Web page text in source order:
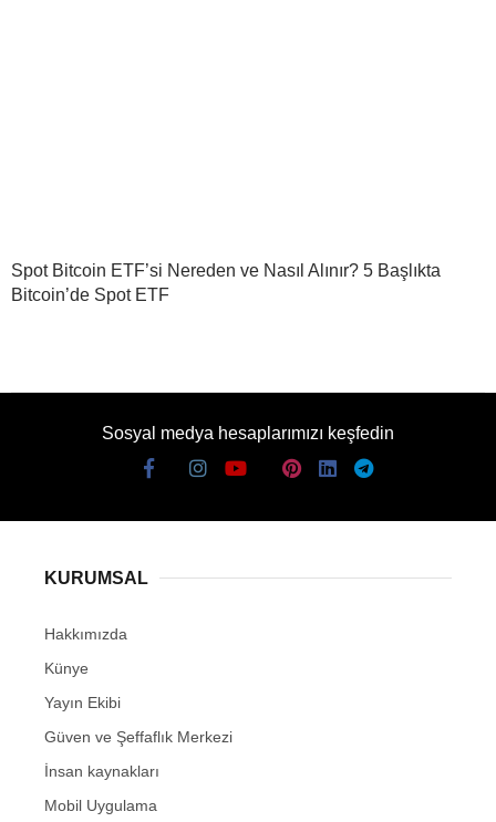
Spot Bitcoin ETF’si Nereden ve Nasıl Alınır? 5 Başlıkta
Bitcoin’de Spot ETF
Sosyal medya hesaplarımızı keşfedin
KURUMSAL
Hakkımızda
Künye
Yayın Ekibi
Güven ve Şeffaflık Merkezi
İnsan kaynakları
Mobil Uygulama